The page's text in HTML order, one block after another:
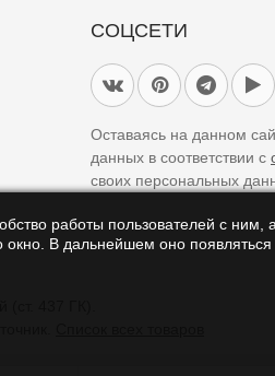
СОЦСЕТИ
Оставаясь на данном
данных в соответствии с
своих персональных
работы пользователей с ним,
В дальнейшем оно появляться